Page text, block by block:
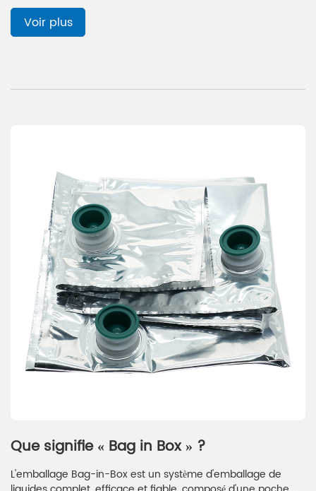
Voir plus
Que signifie « Bag in Box » ?
L'emballage Bag-in-Box est un système d'emballage de